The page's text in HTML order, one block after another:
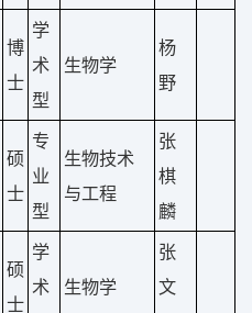
博
士
学
术
型
生物学
杨
野
硕
士
专
业
型
生物技术
与工程
张
棋
麟
硕
士
学
术
生物学
张
文